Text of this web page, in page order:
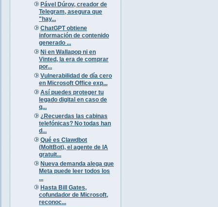
Pável Dúrov, creador de
Telegram, asegura que
"hay...
ChatGPT obtiene
información de contenido
generado ...
Ni en Wallapop ni en
Vinted, la era de comprar
por...
Vulnerabilidad de día cero
en Microsoft Office exp...
Así puedes proteger tu
legado digital en caso de
q...
¿Recuerdas las cabinas
telefónicas? No todas han
d...
Qué es Clawdbot
(MoltBot), el agente de IA
gratuit...
Nueva demanda alega que
Meta puede leer todos los
...
Hasta Bill Gates,
cofundador de Microsoft,
reconoc...